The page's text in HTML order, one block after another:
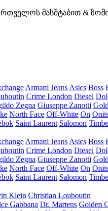
მასშტაბით &
Armani Jeans Asics Boss
Crime London Diesel
Zegna Giuseppe Zanotti
North Face Off-White On
Saint Laurent Salomon
Armani Jeans Asics Boss
Crime London Diesel
Zegna Giuseppe Zanotti
North Face Off-White On
Saint Laurent Salomon
Klein Christian Louboutin
Gabbana Dr. Martens Golden